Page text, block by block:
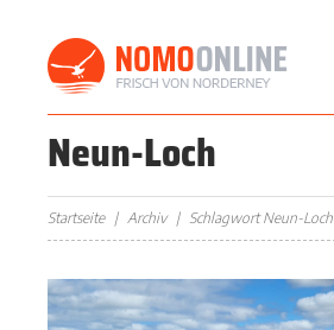
Neun-Loch
Startseite Archiv Schlagwort Neun-Loch